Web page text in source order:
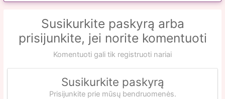
Susikurkite paskyrą arba
prisijunkite, jei norite komentuoti
Komentuoti gali tik registruoti nariai
Susikurkite paskyrą
Prisijunkite prie mūsų bendruomenės.